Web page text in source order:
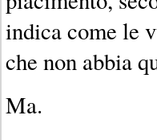
indica come le
che non abbia
Ma.